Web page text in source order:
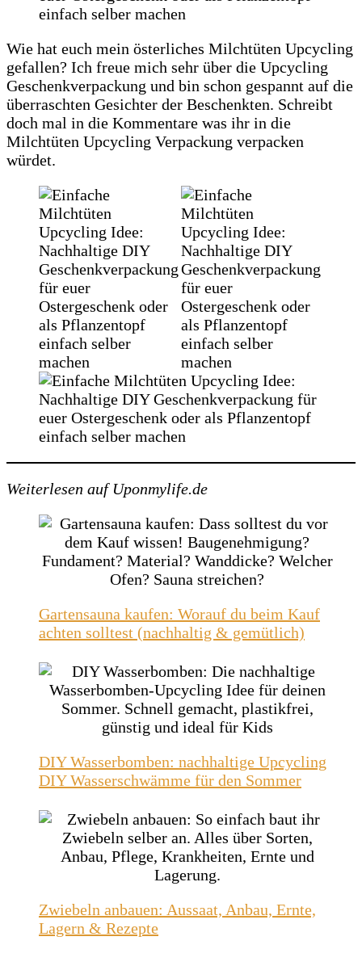
Wie hat euch mein österliches Milchtüten Upcycling
gefallen? Ich freue mich sehr über die Upcycling
Geschenkverpackung und bin schon gespannt auf die
überraschten Gesichter der Beschenkten. Schreibt
doch mal in die Kommentare was ihr in die
Milchtüten Upcycling Verpackung verpacken
würdet.
Weiterlesen auf Uponmylife.de
Gartensauna kaufen: Worauf du beim Kauf
achten solltest (nachhaltig & gemütlich)
DIY Wasserbomben: nachhaltige Upcycling
DIY Wasserschwämme für den Sommer
Zwiebeln anbauen: Aussaat, Anbau, Ernte,
Lagern & Rezepte